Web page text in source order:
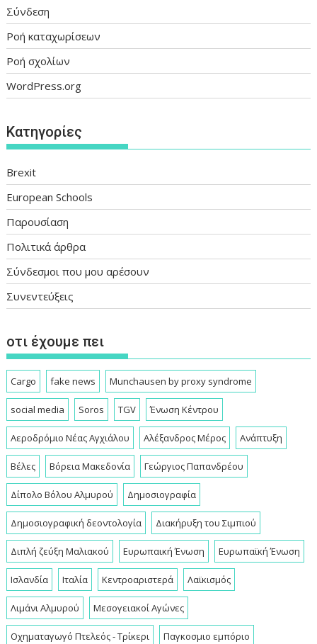
Σύνδεση
Ροή καταχωρίσεων
Ροή σχολίων
WordPress.org
Kατηγορίες
Brexit
European Schools
Παρουσίαση
Πολιτικά άρθρα
Σύνδεσμοι που μου αρέσουν
Συνεντεύξεις
οτι έχουμε πει
Cargo fake news Munchausen by proxy syndrome
social media Soros TGV Ένωση Κέντρου
Αεροδρόμιο Νέας Αγχιάλου Αλέξανδρος Μέρος Ανάπτυξη
Βέλες Βόρεια Μακεδονία Γεώργιος Παπανδρέου
Δίπολο Βόλου Αλμυρού Δημοσιογραφία
Δημοσιογραφική δεοντολογία Διακήρυξη του Σιμπιού
Διπλή ζεύξη Μαλιακού Ευρωπαική Ένωση Ευρωπαϊκή Ένωση
Ισλανδία Ιταλία Κεντροαριστερά Λαϊκισμός
Λιμάνι Αλμυρού Μεσογειακοί Αγώνες
Οχηματαγωγό Πτελεός - Τρίκερι Παγκοσμιο εμπόριο